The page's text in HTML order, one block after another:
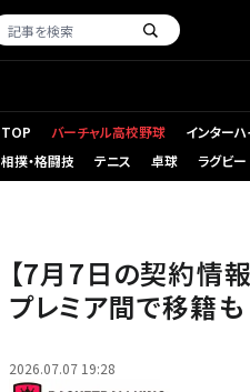
TOP バーチャル高校野球 インターハ
相撲・格闘技
テニス 卓球 ラグビー
【7月7日の契約情
プレミア間で移籍も
2026.07.07 19:28